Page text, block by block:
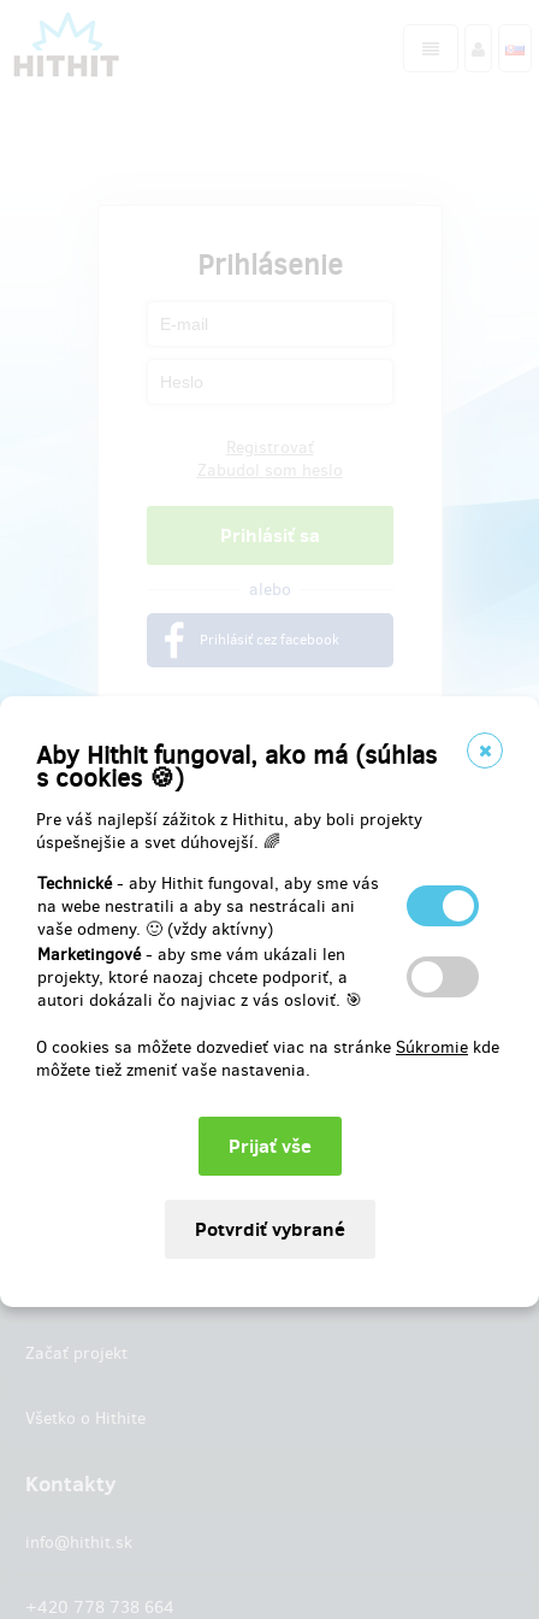
Aby Hithit fungoval, ako má (súhlas
s cookies 🍪)
Pre váš najlepší zážitok z Hithitu, aby boli projekty
úspešnejšie a svet dúhovejší. 🌈
Technické- aby Hithit fungoval, aby sme vás
na webe nestratili a aby sa nestrácali ani
vaše odmeny. 🙂 (vždy aktívny)
Marketingové- aby sme vám ukázali len
projekty, ktoré naozaj chcete podporiť, a
autori dokázali čo najviac z vás osloviť. 🎯
O cookies sa môžete dozvedieť viac na stránke Súkromie kde
môžete tiež zmeniť vaše nastavenia.
Prihlásenie
alebo
Prihlásiť cez facebook
Najdete nás na
Začať projekt
Všetko o Hithite
Kontakty
info@hithit.sk
+420 778 738 664